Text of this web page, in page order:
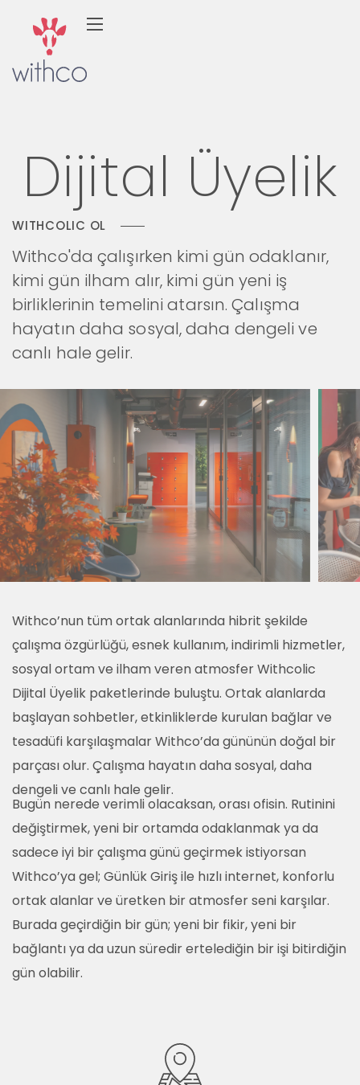
Dijital Üyelik
WITHCOLIC OL
Withco'da çalışırken kimi gün odaklanır,
kimi gün ilham alır, kimi gün yeni iş
birliklerinin temelini atarsın. Çalışma
hayatın daha sosyal, daha dengeli ve
canlı hale gelir.
Withco’nun tüm ortak alanlarında hibrit şekilde
çalışma özgürlüğü, esnek kullanım, indirimli hizmetler,
sosyal ortam ve ilham veren atmosfer Withcolic
Dijital Üyelik paketlerinde buluştu. Ortak alanlarda
başlayan sohbetler, etkinliklerde kurulan bağlar ve
tesadüfi karşılaşmalar Withco’da gününün doğal bir
parçası olur. Çalışma hayatın daha sosyal, daha
dengeli ve canlı hale gelir.
Bugün nerede verimli olacaksan, orası ofisin. Rutinini
değiştirmek, yeni bir ortamda odaklanmak ya da
sadece iyi bir çalışma günü geçirmek istiyorsan
Withco’ya gel; Günlük Giriş ile hızlı internet, konforlu
ortak alanlar ve üretken bir atmosfer seni karşılar.
Burada geçirdiğin bir gün; yeni bir fikir, yeni bir
bağlantı ya da uzun süredir ertelediğin bir işi bitirdiğin
gün olabilir.